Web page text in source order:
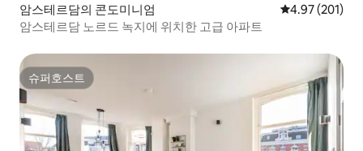
암스테르담의 콘도미니엄 평점 4.97점(5
4.97 (201)
암스테르담 노르드 녹지에 위치한 고급 아파트
슈퍼호스트
슈퍼호스트